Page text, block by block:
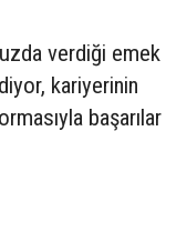
verdiği emek
kariyerinin
başarılar